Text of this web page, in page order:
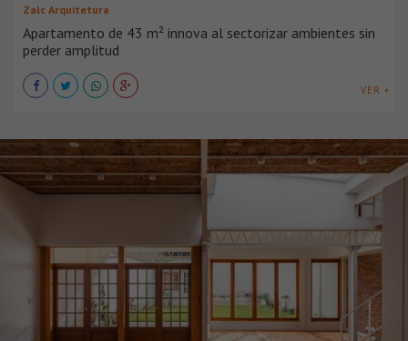
Zalc Arquitetura
Apartamento de 43 m² innova al sectorizar ambientes sin
perder amplitud
VER +